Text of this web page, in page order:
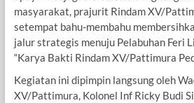
masyarakat, prajurit Rindam XV/
setempat bahu-membahu
jalur strategis menuju Pelabuhan Feri
“Karya Bakti Rindam XV/Pattimura
Kegiatan ini dipimpin langsung oleh
XV/Pattimura, Kolonel Inf Ricky Budi